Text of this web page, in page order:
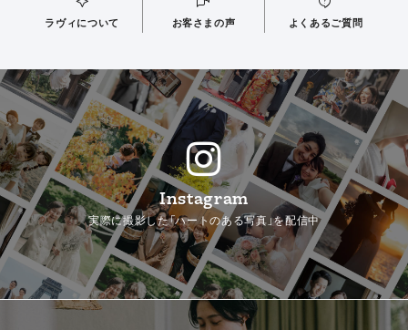
ラヴィについて お客さまの声 よくあるご質問
Instagram
実際に撮影した「ハートのある写真」を配信中